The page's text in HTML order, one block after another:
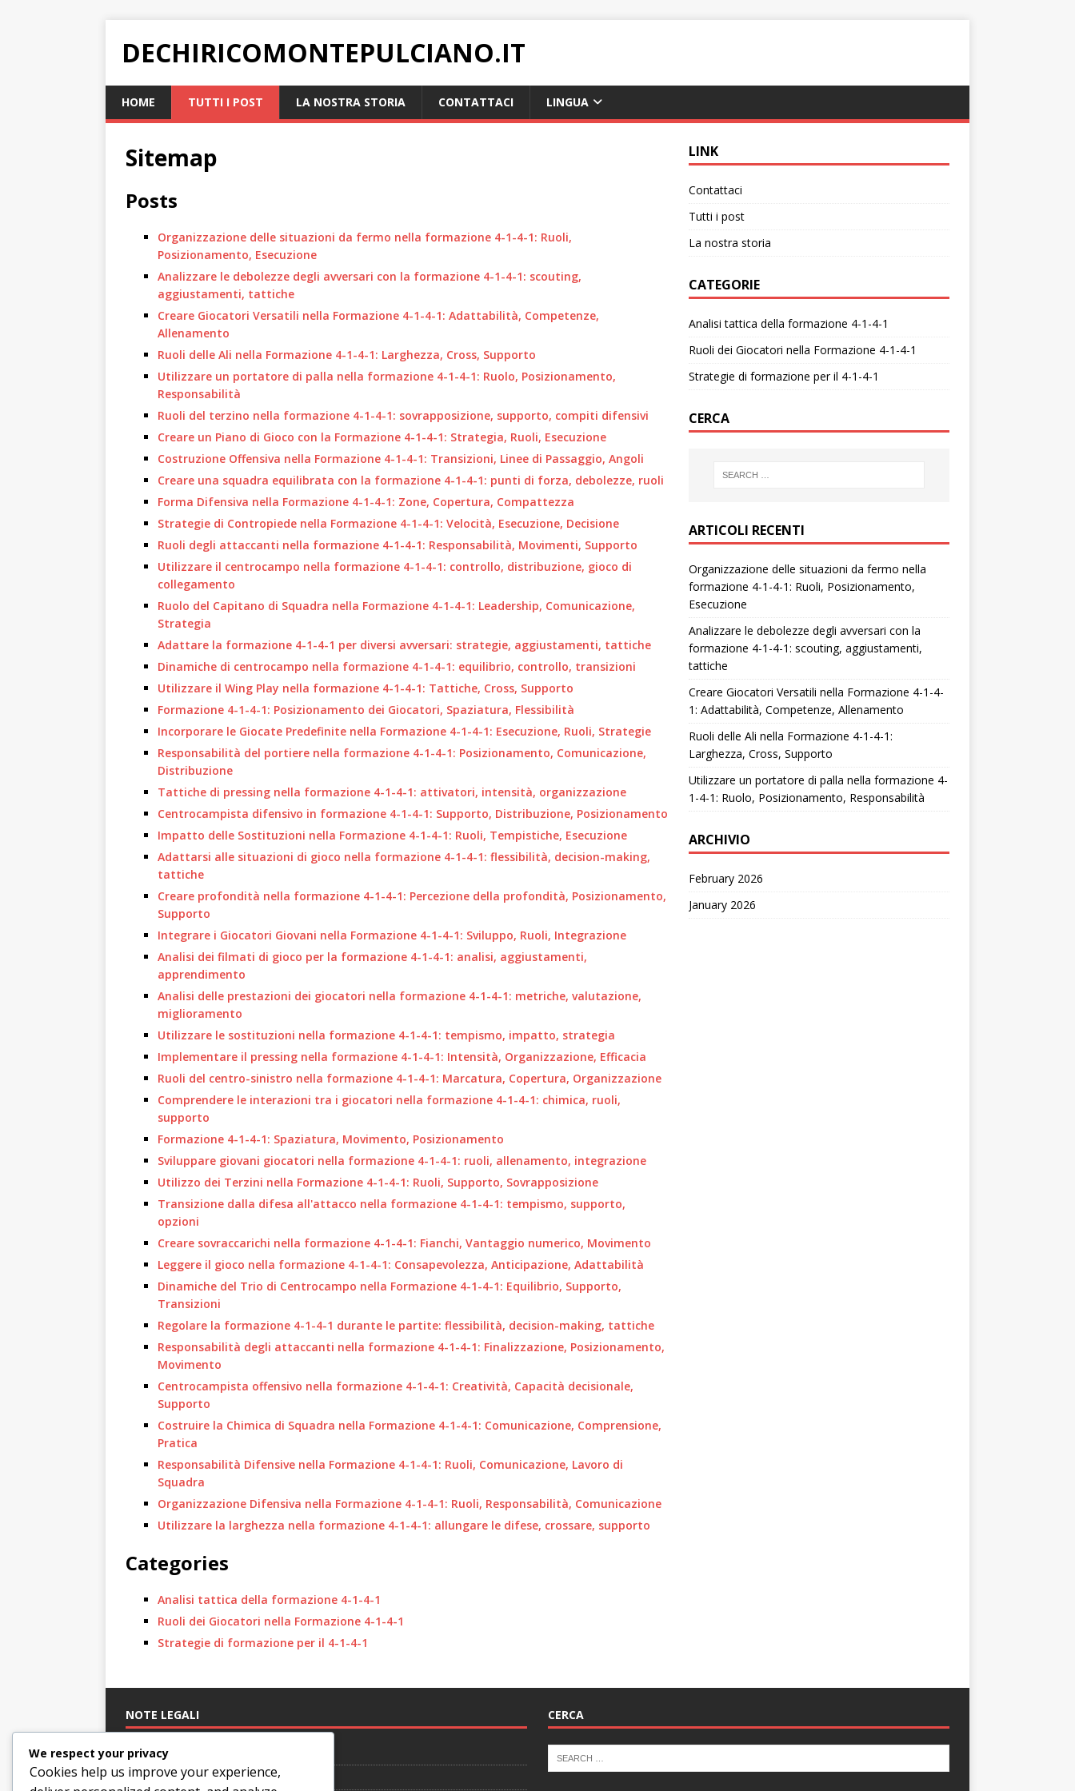
DECHIRICOMONTEPULCIANO.IT
HOME TUTTI I POST LA NOSTRA STORIA CONTATTACI LINGUA
Sitemap
Posts
Organizzazione delle situazioni da fermo nella formazione 4-1-4-1: Ruoli,
Posizionamento, Esecuzione
Analizzare le debolezze degli avversari con la formazione 4-1-4-1: scouting,
aggiustamenti, tattiche
Creare Giocatori Versatili nella Formazione 4-1-4-1: Adattabilità, Competenze,
Allenamento
Ruoli delle Ali nella Formazione 4-1-4-1: Larghezza, Cross, Supporto
Utilizzare un portatore di palla nella formazione 4-1-4-1: Ruolo, Posizionamento,
Responsabilità
Ruoli del terzino nella formazione 4-1-4-1: sovrapposizione, supporto, compiti difensivi
Creare un Piano di Gioco con la Formazione 4-1-4-1: Strategia, Ruoli, Esecuzione
Costruzione Offensiva nella Formazione 4-1-4-1: Transizioni, Linee di Passaggio, Angoli
Creare una squadra equilibrata con la formazione 4-1-4-1: punti di forza, debolezze, ruoli
Forma Difensiva nella Formazione 4-1-4-1: Zone, Copertura, Compattezza
Strategie di Contropiede nella Formazione 4-1-4-1: Velocità, Esecuzione, Decisione
Ruoli degli attaccanti nella formazione 4-1-4-1: Responsabilità, Movimenti, Supporto
Utilizzare il centrocampo nella formazione 4-1-4-1: controllo, distribuzione, gioco di
collegamento
Ruolo del Capitano di Squadra nella Formazione 4-1-4-1: Leadership, Comunicazione,
Strategia
Adattare la formazione 4-1-4-1 per diversi avversari: strategie, aggiustamenti, tattiche
Dinamiche di centrocampo nella formazione 4-1-4-1: equilibrio, controllo, transizioni
Utilizzare il Wing Play nella formazione 4-1-4-1: Tattiche, Cross, Supporto
Formazione 4-1-4-1: Posizionamento dei Giocatori, Spaziatura, Flessibilità
Incorporare le Giocate Predefinite nella Formazione 4-1-4-1: Esecuzione, Ruoli, Strategie
Responsabilità del portiere nella formazione 4-1-4-1: Posizionamento, Comunicazione,
Distribuzione
Tattiche di pressing nella formazione 4-1-4-1: attivatori, intensità, organizzazione
Centrocampista difensivo in formazione 4-1-4-1: Supporto, Distribuzione, Posizionamento
Impatto delle Sostituzioni nella Formazione 4-1-4-1: Ruoli, Tempistiche, Esecuzione
Adattarsi alle situazioni di gioco nella formazione 4-1-4-1: flessibilità, decision-making,
tattiche
Creare profondità nella formazione 4-1-4-1: Percezione della profondità, Posizionamento,
Supporto
Integrare i Giocatori Giovani nella Formazione 4-1-4-1: Sviluppo, Ruoli, Integrazione
Analisi dei filmati di gioco per la formazione 4-1-4-1: analisi, aggiustamenti,
apprendimento
Analisi delle prestazioni dei giocatori nella formazione 4-1-4-1: metriche, valutazione,
miglioramento
Utilizzare le sostituzioni nella formazione 4-1-4-1: tempismo, impatto, strategia
Implementare il pressing nella formazione 4-1-4-1: Intensità, Organizzazione, Efficacia
Ruoli del centro-sinistro nella formazione 4-1-4-1: Marcatura, Copertura, Organizzazione
Comprendere le interazioni tra i giocatori nella formazione 4-1-4-1: chimica, ruoli,
supporto
Formazione 4-1-4-1: Spaziatura, Movimento, Posizionamento
Sviluppare giovani giocatori nella formazione 4-1-4-1: ruoli, allenamento, integrazione
Utilizzo dei Terzini nella Formazione 4-1-4-1: Ruoli, Supporto, Sovrapposizione
Transizione dalla difesa all'attacco nella formazione 4-1-4-1: tempismo, supporto,
opzioni
Creare sovraccarichi nella formazione 4-1-4-1: Fianchi, Vantaggio numerico, Movimento
Leggere il gioco nella formazione 4-1-4-1: Consapevolezza, Anticipazione, Adattabilità
Dinamiche del Trio di Centrocampo nella Formazione 4-1-4-1: Equilibrio, Supporto,
Transizioni
Regolare la formazione 4-1-4-1 durante le partite: flessibilità, decision-making, tattiche
Responsabilità degli attaccanti nella formazione 4-1-4-1: Finalizzazione, Posizionamento,
Movimento
Centrocampista offensivo nella formazione 4-1-4-1: Creatività, Capacità decisionale,
Supporto
Costruire la Chimica di Squadra nella Formazione 4-1-4-1: Comunicazione, Comprensione,
Pratica
Responsabilità Difensive nella Formazione 4-1-4-1: Ruoli, Comunicazione, Lavoro di
Squadra
Organizzazione Difensiva nella Formazione 4-1-4-1: Ruoli, Responsabilità, Comunicazione
Utilizzare la larghezza nella formazione 4-1-4-1: allungare le difese, crossare, supporto
Categories
Analisi tattica della formazione 4-1-4-1
Ruoli dei Giocatori nella Formazione 4-1-4-1
Strategie di formazione per il 4-1-4-1
LINK
Contattaci
Tutti i post
La nostra storia
CATEGORIE
Analisi tattica della formazione 4-1-4-1
Ruoli dei Giocatori nella Formazione 4-1-4-1
Strategie di formazione per il 4-1-4-1
CERCA
ARTICOLI RECENTI
Organizzazione delle situazioni da fermo nella
formazione 4-1-4-1: Ruoli, Posizionamento,
Esecuzione
Analizzare le debolezze degli avversari con la
formazione 4-1-4-1: scouting, aggiustamenti,
tattiche
Creare Giocatori Versatili nella Formazione 4-1-4-
1: Adattabilità, Competenze, Allenamento
Ruoli delle Ali nella Formazione 4-1-4-1:
Larghezza, Cross, Supporto
Utilizzare un portatore di palla nella formazione 4-
1-4-1: Ruolo, Posizionamento, Responsabilità
ARCHIVIO
February 2026
January 2026
NOTE LEGALI
Preferenze sui cookie
Informativa sulla privacy
CERCA
We respect your privacy
Cookies help us improve your experience,